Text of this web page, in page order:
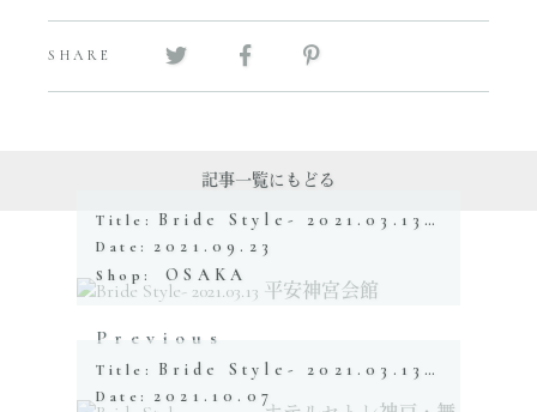
SHARE
記事一覧にもどる
Title: Bride Style- 2021.03.13 平安神宮会館
Date: 2021.09.23
Shop: OSAKA
Previous
Title: Bride Style- 2021.03.13 ホテルセトレ神戸・舞子
Date: 2021.10.07